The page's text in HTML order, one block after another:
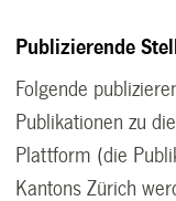
Publizierende
Folgende
Publikationen zu
Plattform (die
Kantons Zürich